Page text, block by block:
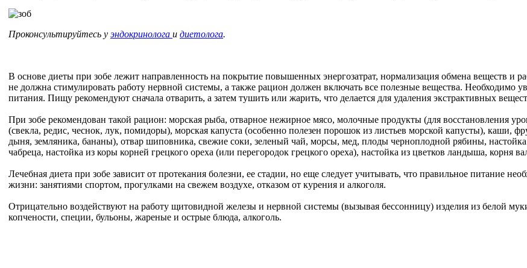
Проконсультируйтесь у эндокринолога и диетолога.
В основе диеты при зобе лежит направленность на покрытие повышенных энергозатрат, нормализация обмена веществ и
не должна стимулировать работу нервной системы, а также рацион должен включать все полезные вещества. Необходимо
питания. Пищу рекомендуют сначала отварить, а затем тушить или жарить, что делается для удаления экстрактивных
При зобе рекомендован такой рацион: морская рыба, отварное нежирное мясо, молочные продукты (для восстановления
(свекла, редис, чеснок, лук, помидоры), морская капуста (особенно полезен порошок из листьев морской капусты), каши,
дыня, земляника, бананы), отвар шиповника, свежие соки, зеленый чай, морсы, мед, плоды черноплодной рябины, настойка
чабреца, настойка из коры корней грецкого ореха (или перегородок грецкого ореха), настойка из цветков ландыша, корня
Лечебная диета при зобе зависит от протекания болезни, ее стадии, но еще следует учитывать, что правильное питание
жизни: занятиями спортом, прогулками на свежем воздухе, отказом от курения и алкоголя.
Отрицательно воздействуют на работу щитовидной железы и нервной системы (вызывая бессонницу) изделия из белой
копчености, специи, бульоны, жареные и острые блюда, алкоголь.